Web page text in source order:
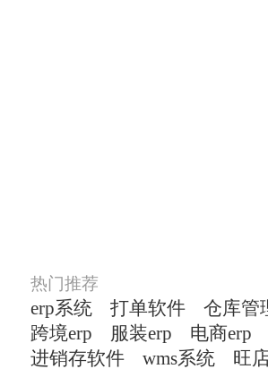
热门推荐
erp系统 打单软件
仓库管
跨境erp
服装erp 电商erp
进销存软件
wms系统 旺